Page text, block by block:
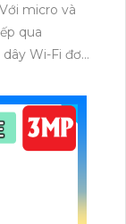
micro và
qua
Wi-Fi đơn
bảo vệ